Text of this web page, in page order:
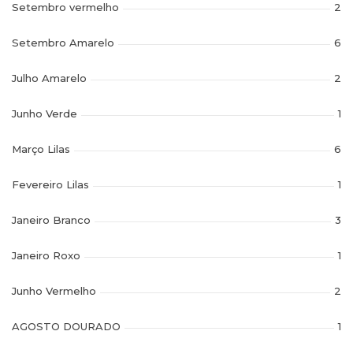
Setembro vermelho 2
Setembro Amarelo 6
Julho Amarelo 2
Junho Verde 1
Março Lilas 6
Fevereiro Lilas 1
Janeiro Branco 3
Janeiro Roxo 1
Junho Vermelho 2
AGOSTO DOURADO 1